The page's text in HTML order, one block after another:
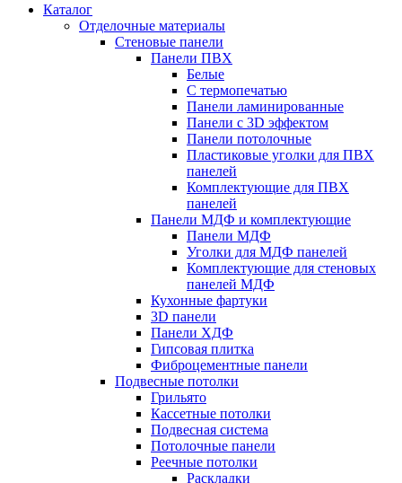
Каталог
Отделочные материалы
Стеновые панели
Панели ПВХ
Белые
С термопечатью
Панели ламинированные
Панели с 3D эффектом
Панели потолочные
Пластиковые уголки для ПВХ
панелей
Комплектующие для ПВХ
панелей
Панели МДФ и комплектующие
Панели МДФ
Уголки для МДФ панелей
Комплектующие для стеновых
панелей МДФ
Кухонные фартуки
3D панели
Панели ХДФ
Гипсовая плитка
Фиброцементные панели
Подвесные потолки
Грильято
Кассетные потолки
Подвесная система
Потолочные панели
Реечные потолки
Раскладки